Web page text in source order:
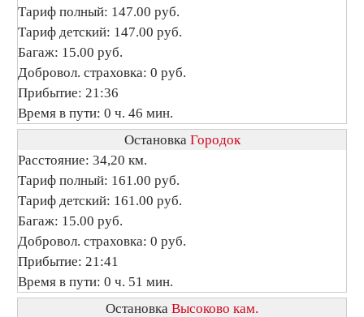
Тариф полный: 147.00 руб.
Тариф детский: 147.00 руб.
Багаж: 15.00 руб.
Добровол. страховка: 0 руб.
Прибытие: 21:36
Время в пути: 0 ч. 46 мин.
Остановка Городок
Расстояние: 34,20 км.
Тариф полный: 161.00 руб.
Тариф детский: 161.00 руб.
Багаж: 15.00 руб.
Добровол. страховка: 0 руб.
Прибытие: 21:41
Время в пути: 0 ч. 51 мин.
Остановка Высоково кам.